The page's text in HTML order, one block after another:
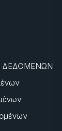
ΔΕΔΟΜΕΝΩΝ